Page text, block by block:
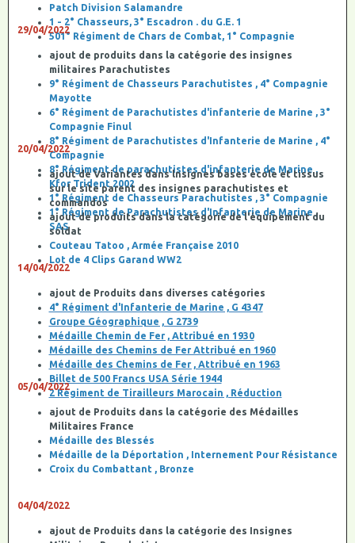
Patch Division Salamandre
1 - 2° Chasseurs, 3° Escadron . du G.E. 1
501° Régiment de Chars de Combat, 1° Compagnie
29/04/2022
ajout de produits dans la catégorie des insignes
militaires Parachutistes
9° Régiment de Chasseurs Parachutistes , 4° Compagnie
Mayotte
6° Régiment de Parachutistes d'infanterie de Marine , 3°
Compagnie Finul
8° Régiment de Parachutistes d'Infanterie de Marine , 4°
Compagnie
8° Régiment de parachutistes d'infanterie de Marine ,
Kfor Trident 2002
1° Régiment de Chasseurs Parachutistes , 3° Compagnie
1° Régiment de Parachutistes d'Infanterie de Marine ,
SAS
20/04/2022
ajout de Variantes dans lnsignes bases école et tissus
sur le site parent des insignes parachutistes et
commandos
ajout de produits dans la catégorie de l'équipement du
soldat
Couteau Tatoo , Armée Française 2010
Lot de 4 Clips Garand WW2
14/04/2022
ajout de Produits dans diverses catégories
4° Régiment d'Infanterie de Marine , G 4347
Groupe Géographique , G 2739
Médaille Chemin de Fer , Attribué en 1930
Médaille des Chemins de Fer Attribué en 1960
Médaille des Chemins de Fer , Attribué en 1963
Billet de 500 Francs USA Série 1944
2 Régiment de Tirailleurs Marocain , Réduction
05/04/2022
ajout de Produits dans la catégorie des Médailles
Militaires France
Médaille des Blessés
Médaille de la Déportation , Internement Pour Résistance
Croix du Combattant , Bronze
04/04/2022
ajout de Produits dans la catégorie des Insignes